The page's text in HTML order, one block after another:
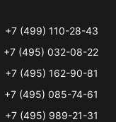
+7 (499) 110-28-43
+7 (495) 032-08-22
+7 (495) 162-90-81
+7 (495) 085-74-61
+7 (495) 989-21-31